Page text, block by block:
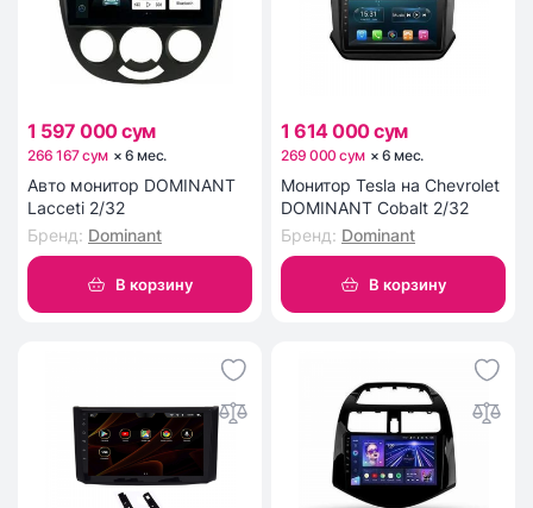
1 597 000 сум
266 167 сум ×6 мес.
Авто монитор DOMINANT
Lacceti 2/32
Бренд: Dominant
В корзину
1 614 000 сум
269 000 сум ×6 мес.
Монитор Tesla на Chevrolet
DOMINANT Cobalt 2/32
Бренд: Dominant
В корзину